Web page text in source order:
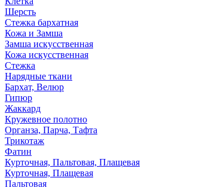
Шерсть
Стежка бархатная
Кожа и Замша
Замша искусственная
Кожа искусственная
Стежка
Нарядные ткани
Бархат, Велюр
Гипюр
Жаккард
Кружевное полотно
Органза, Парча, Тафта
Трикотаж
Фатин
Курточная, Пальтовая, Плащевая
Курточная, Плащевая
Пальтовая